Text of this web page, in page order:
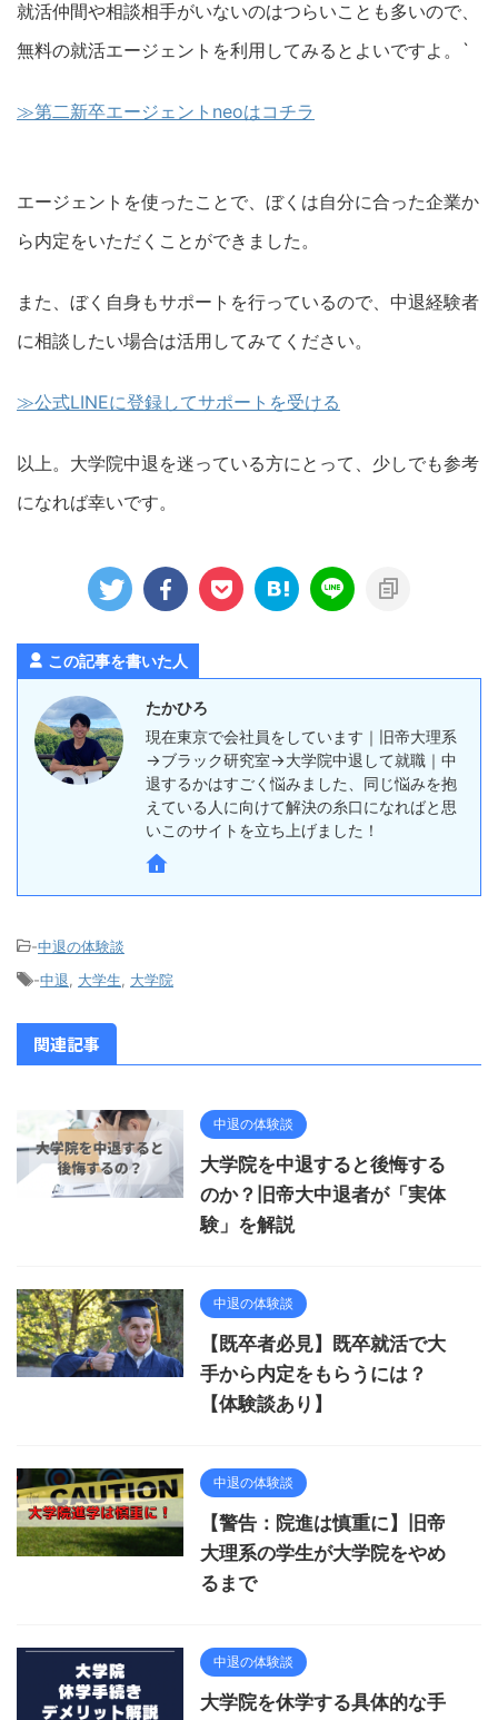
就活仲間や相談相手がいないのはつらいことも多いので、
無料の就活エージェントを利用してみるとよいですよ。`
≫第二新卒エージェントneoはコチラ
エージェントを使ったことで、ぼくは自分に合った企業か
ら内定をいただくことができました。
また、ぼく自身もサポートを行っているので、中退経験者
に相談したい場合は活用してみてください。
≫公式LINEに登録してサポートを受ける
以上。大学院中退を迷っている方にとって、少しでも参考
になれば幸いです。
この記事を書いた人
たかひろ
現在東京で会社員をしています｜旧帝大理系
→ブラック研究室→大学院中退して就職｜中
退するかはすごく悩みました、同じ悩みを抱
えている人に向けて解決の糸口になればと思
いこのサイトを立ち上げました！
-中退の体験談
-中退, 大学生, 大学院
関連記事
中退の体験談
大学院を中退すると後悔する
のか？旧帝大中退者が「実体
験」を解説
中退の体験談
【既卒者必見】既卒就活で大
手から内定をもらうには？
【体験談あり】
中退の体験談
【警告：院進は慎重に】旧帝
大理系の学生が大学院をやめ
るまで
中退の体験談
大学院を休学する具体的な手